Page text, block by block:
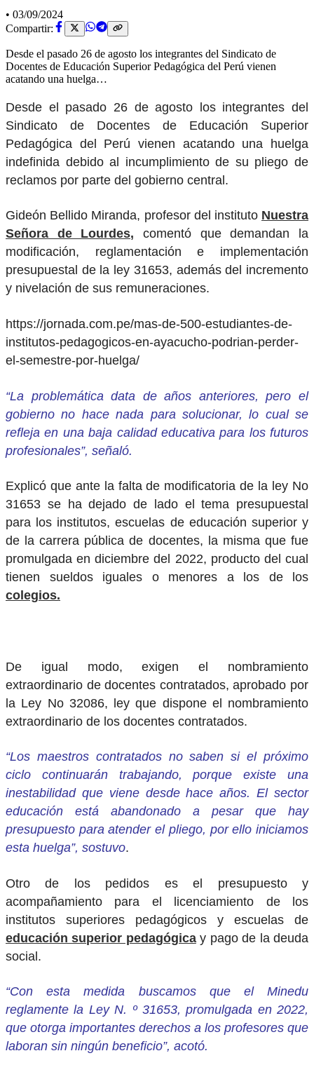
• 03/09/2024
Compartir:
Desde el pasado 26 de agosto los integrantes del Sindicato de
Docentes de Educación Superior Pedagógica del Perú vienen
acatando una huelga…
Desde el pasado 26 de agosto los integrantes del
Sindicato de Docentes de Educación Superior
Pedagógica del Perú vienen acatando una huelga
indefinida debido al incumplimiento de su pliego de
reclamos por parte del gobierno central.
Gideón Bellido Miranda, profesor del instituto Nuestra
Señora de Lourdes, comentó que demandan la
modificación, reglamentación e implementación
presupuestal de la ley 31653, además del incremento
y nivelación de sus remuneraciones.
https://jornada.com.pe/mas-de-500-estudiantes-de-
institutos-pedagogicos-en-ayacucho-podrian-perder-
el-semestre-por-huelga/
“La problemática data de años anteriores, pero el
gobierno no hace nada para solucionar, lo cual se
refleja en una baja calidad educativa para los futuros
profesionales”, señaló.
Explicó que ante la falta de modificatoria de la ley No
31653 se ha dejado de lado el tema presupuestal
para los institutos, escuelas de educación superior y
de la carrera pública de docentes, la misma que fue
promulgada en diciembre del 2022, producto del cual
tienen sueldos iguales o menores a los de los
colegios.
De igual modo, exigen el nombramiento
extraordinario de docentes contratados, aprobado por
la Ley No 32086, ley que dispone el nombramiento
extraordinario de los docentes contratados.
“Los maestros contratados no saben si el próximo
ciclo continuarán trabajando, porque existe una
inestabilidad que viene desde hace años. El sector
educación está abandonado a pesar que hay
presupuesto para atender el pliego, por ello iniciamos
esta huelga”, sostuvo.
Otro de los pedidos es el presupuesto y
acompañamiento para el licenciamiento de los
institutos superiores pedagógicos y escuelas de
educación superior pedagógicay pago de la deuda
social.
“Con esta medida buscamos que el Minedu
reglamente la Ley N. º 31653, promulgada en 2022,
que otorga importantes derechos a los profesores que
laboran sin ningún beneficio”, acotó.